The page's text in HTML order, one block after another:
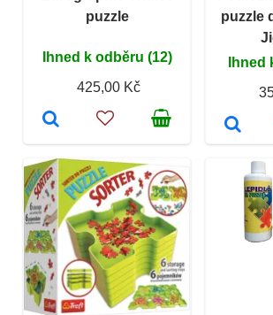
puzzle
Ihned k odběru (12)
425,00 Kč
puzzle
Ihned